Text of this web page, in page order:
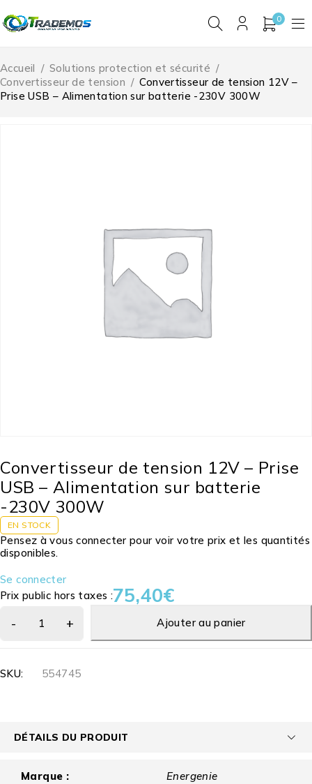
0
Accueil / Solutions protection et sécurité /
Convertisseur de tension / Convertisseur de tension 12V –
Prise USB – Alimentation sur batterie -230V 300W
Convertisseur de tension 12V – Prise
USB – Alimentation sur batterie
-230V 300W
EN STOCK
Pensez à vous connecter pour voir votre prix et les quantités
disponibles.
Se connecter
Prix public hors taxes :75,40€
Ajouter au panier
SKU: 554745
DÉTAILS DU PRODUIT
Marque : Energenie